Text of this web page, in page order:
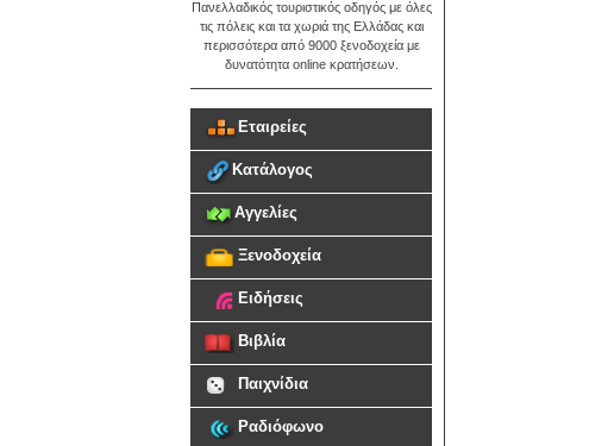
Πανελλαδικός τουριστικός οδηγός με όλες
τις πόλεις και τα χωριά της Ελλάδας και
περισσότερα από 9000 ξενοδοχεία με
δυνατότητα online κρατήσεων.
Εταιρείες
Κατάλογος
Αγγελίες
Ξενοδοχεία
Ειδήσεις
Βιβλία
Παιχνίδια
Ραδιόφωνο